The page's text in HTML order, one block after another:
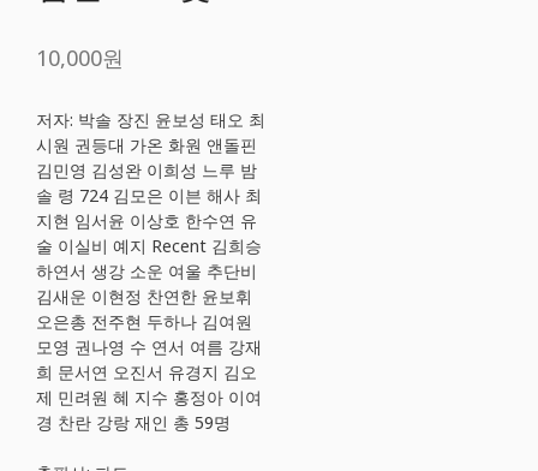
10,000원
저자: 박솔 장진 윤보성 태오 최
시원 권등대 가온 화원 앤돌핀
김민영 김성완 이희성 느루 밤
솔 령 724 김모은 이븐 해사 최
지현 임서윤 이상호 한수연 유
술 이실비 예지 Recent 김희승
하연서 생강 소운 여울 추단비
김새운 이현정 찬연한 윤보휘
오은총 전주현 두하나 김여원
모영 권나영 수 연서 여름 강재
희 문서연 오진서 유경지 김오
제 민려원 혜 지수 홍정아 이여
경 찬란 강랑 재인 총 59명